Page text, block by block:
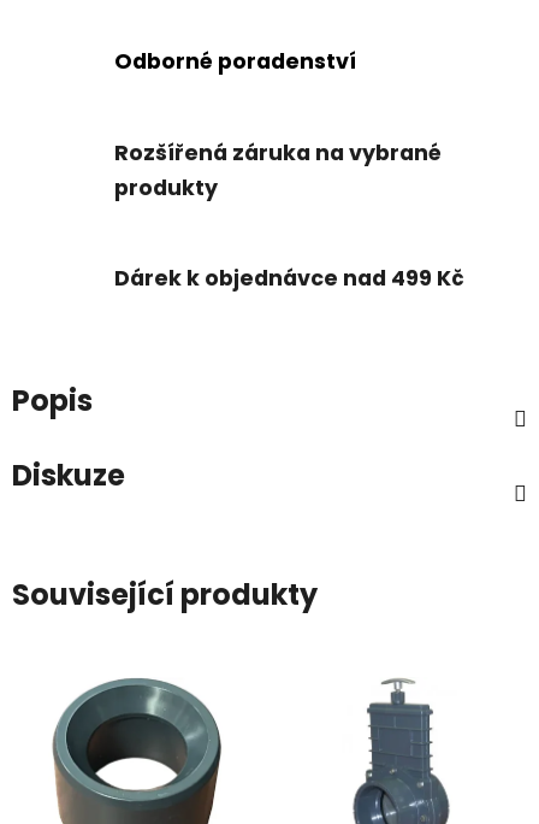
Odborné poradenství
Rozšířená záruka na vybrané
produkty
Dárek k objednávce nad 499 Kč
Popis
Diskuze
Související produkty